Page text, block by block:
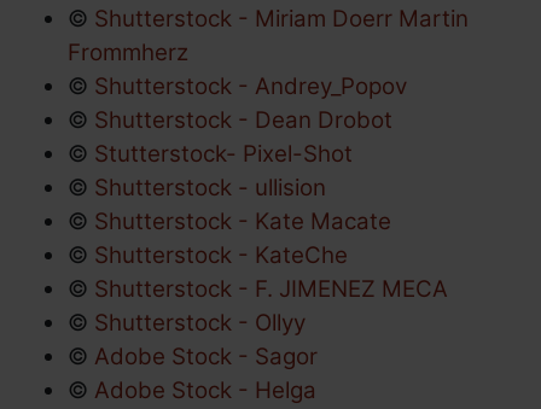
© Shutterstock - Miriam Doerr Martin
Frommherz
© Shutterstock - Andrey_Popov
© Shutterstock - Dean Drobot
© Stutterstock- Pixel-Shot
© Shutterstock - ullision
© Shutterstock - Kate Macate
© Shutterstock - KateChe
© Shutterstock - F. JIMENEZ MECA
© Shutterstock - Ollyy
© Adobe Stock - Sagor
© Adobe Stock - Helga